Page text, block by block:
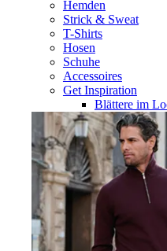
Hemden
Strick & Sweat
T-Shirts
Hosen
Schuhe
Accessoires
Get Inspiration
Blättere im